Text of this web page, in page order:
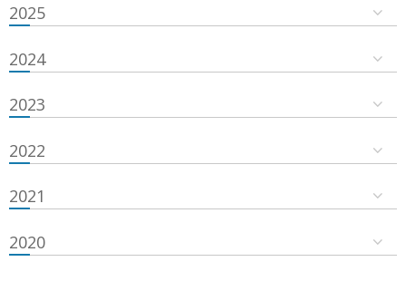
2025
2024
2023
2022
2021
2020